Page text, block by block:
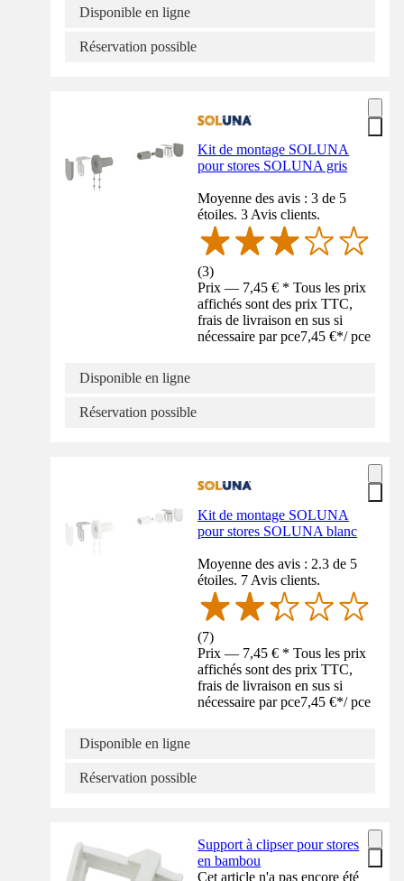
Disponible en ligne
Réservation possible
Kit de montage SOLUNA
pour stores SOLUNA gris
Moyenne des avis : 3 de 5
étoiles. 3 Avis clients.
(3)
Prix — 7,45 € * Tous les prix
affichés sont des prix TTC,
frais de livraison en sus si
nécessaire par pce7,45 €*/ pce
Disponible en ligne
Réservation possible
Kit de montage SOLUNA
pour stores SOLUNA blanc
Moyenne des avis : 2.3 de 5
étoiles. 7 Avis clients.
(7)
Prix — 7,45 € * Tous les prix
affichés sont des prix TTC,
frais de livraison en sus si
nécessaire par pce7,45 €*/ pce
Disponible en ligne
Réservation possible
Support à clipser pour stores
en bambou
Cet article n'a pas encore été